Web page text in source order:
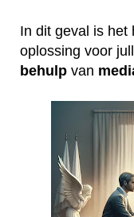
In dit geval is het
oplossing voor
behulp van